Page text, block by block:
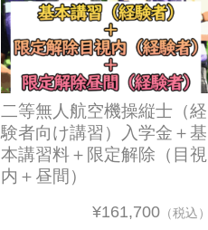
二等無人航空機操縦士（経
験者向け講習）入学金＋基
本講習料＋限定解除（目視
内＋昼間）
¥161,700 （税込）